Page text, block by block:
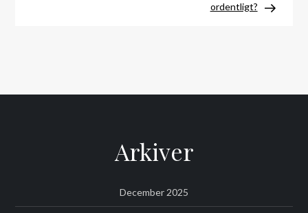
ordentligt?
Arkiver
December 2025